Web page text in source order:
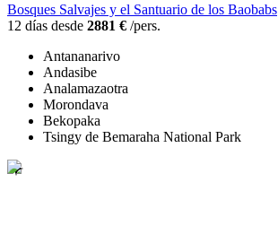
Bosques Salvajes y el Santuario de los Baobabs
12 días desde 2881 € /pers.
Antananarivo
Andasibe
Analamazaotra
Morondava
Bekopaka
Tsingy de Bemaraha National Park